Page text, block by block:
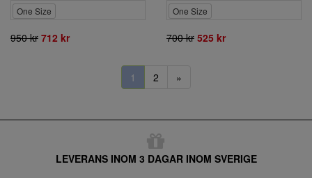
One Size
950 kr 712 kr
One Size
700 kr 525 kr
1 2 »
LEVERANS INOM 3 DAGAR INOM SVERIGE